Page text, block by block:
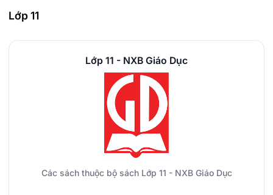
Lớp 11
Lớp 11 - NXB Giáo Dục
Các sách thuộc bộ sách Lớp 11 - NXB Giáo Dục